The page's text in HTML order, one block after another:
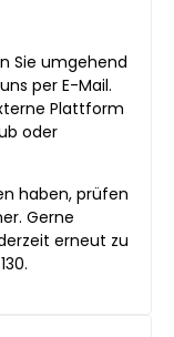
Sie umgehend
per E-Mail.
Plattform
oder
haben, prüfen
Gerne
erneut zu